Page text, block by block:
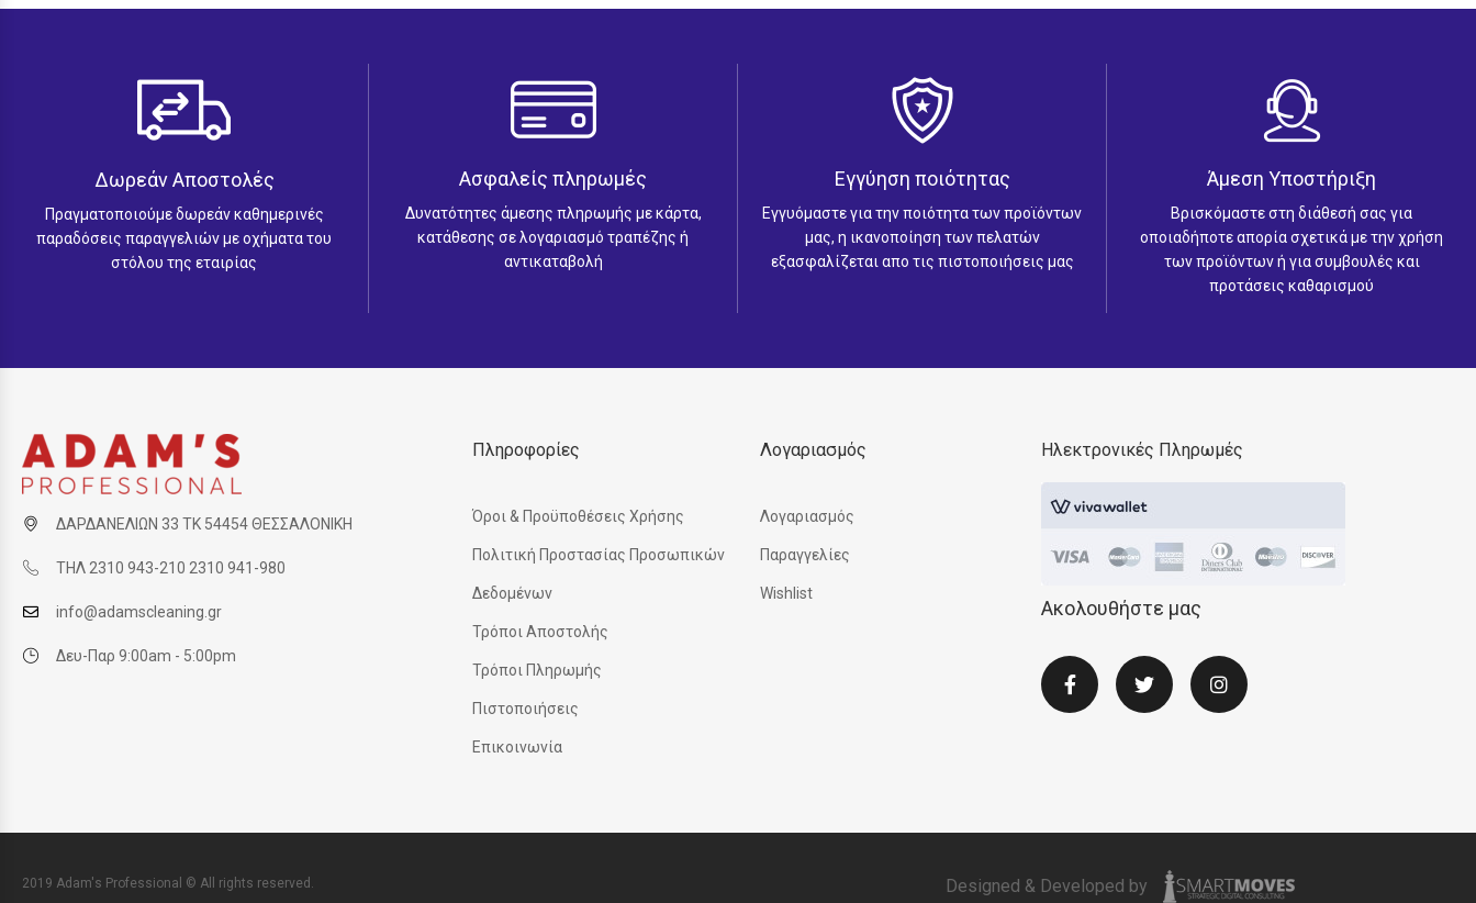
Δωρεάν Αποστολές
Πραγματοποιούμε δωρεάν καθημερινές
παραδόσεις παραγγελιών με οχήματα του
στόλου της εταιρίας
Ασφαλείς πληρωμές
Δυνατότητες άμεσης πληρωμής με κάρτα,
κατάθεσης σε λογαριασμό τραπέζης ή
αντικαταβολή
Εγγύηση ποιότητας
Εγγυόμαστε για την ποιότητα των προϊόντων
μας, η ικανοποίηση των πελατών
εξασφαλίζεται απο τις πιστοποιήσεις μας
Άμεση Υποστήριξη
Βρισκόμαστε στη διάθεσή σας για
οποιαδήποτε απορία σχετικά με την χρήση
των προϊόντων ή για συμβουλές και
προτάσεις καθαρισμού
ΔΑΡΔΑΝΕΛΙΩΝ 33 ΤΚ 54454 ΘΕΣΣΑΛΟΝΙΚΗ
ΤΗΛ 2310 943-210 2310 941-980
info@adamscleaning.gr
Δευ-Παρ 9:00am - 5:00pm
Πληροφορίες
Όροι & Προϋποθέσεις Χρήσης
Πολιτική Προστασίας Προσωπικών
Δεδομένων
Τρόποι Αποστολής
Τρόποι Πληρωμής
Πιστοποιήσεις
Επικοινωνία
Λογαριασμός
Λογαριασμός
Παραγγελίες
Wishlist
Ηλεκτρονικές Πληρωμές
Ακολουθήστε μας
2019 Adam's Professional © All rights reserved. Designed & Developed by